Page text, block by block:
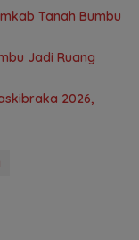
Tanah Bumbu
Jadi Ruang
2026,